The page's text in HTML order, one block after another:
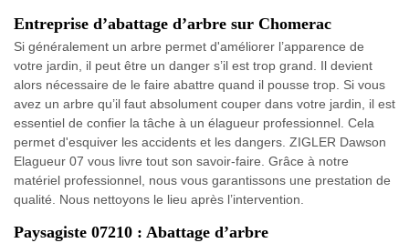
Entreprise d’abattage d’arbre sur Chomerac
Si généralement un arbre permet d'améliorer l’apparence de
votre jardin, il peut être un danger s’il est trop grand. Il devient
alors nécessaire de le faire abattre quand il pousse trop. Si vous
avez un arbre qu’il faut absolument couper dans votre jardin, il est
essentiel de confier la tâche à un élagueur professionnel. Cela
permet d'esquiver les accidents et les dangers. ZIGLER Dawson
Elagueur 07 vous livre tout son savoir-faire. Grâce à notre
matériel professionnel, nous vous garantissons une prestation de
qualité. Nous nettoyons le lieu après l’intervention.
Paysagiste 07210 : Abattage d’arbre